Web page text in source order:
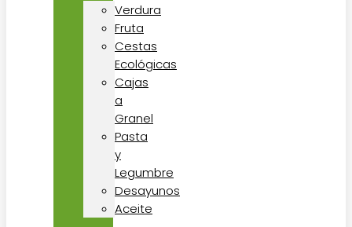
Verdura
Fruta
Cestas
Ecológicas
Cajas
a
Granel
Pasta
y
Legumbre
Desayunos
Aceite